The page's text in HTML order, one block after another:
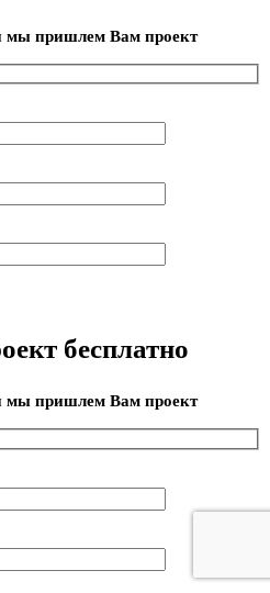
мы пришлем Вам проект
бесплатно
мы пришлем Вам проект